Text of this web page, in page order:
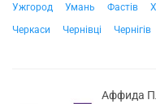
Ужгород
Умань Фастів
Черкаси
Чернівці Чернігів
Аффида